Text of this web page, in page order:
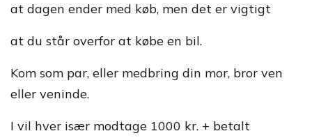
at dagen ender med køb, men det er vigtigt
at du står overfor at købe en bil.
Kom som par, eller medbring din mor, bror ven
eller veninde.
I vil hver især modtage 1000 kr. + betalt